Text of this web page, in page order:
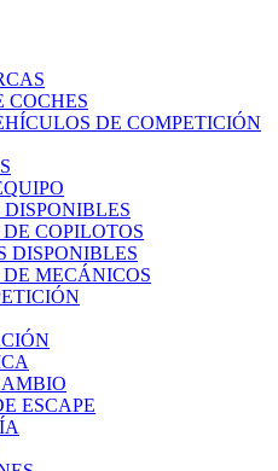
COCHES
DE COMPETICIÓN
COPILOTOS
DISPONIBLES
MECÁNICOS
ESCAPE